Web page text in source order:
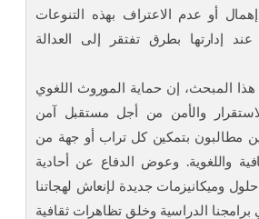
أو عدم الاعتراف بهذه التنوعات
عند إدارتها بطرق تفتقر إلى العدالة
المبحث، إن حماية الموروث اللغوي
والأمن من أجل مستقبل آمن
مطالبون بتمكين كل تراب أو جهة من
واللغوية. وعوض الدفاع عن أحادية
وميكانيزمات جديدة لإنعاش لهجاتنا
برامجنا الدراسية وخلق تظاهرات ثقافية